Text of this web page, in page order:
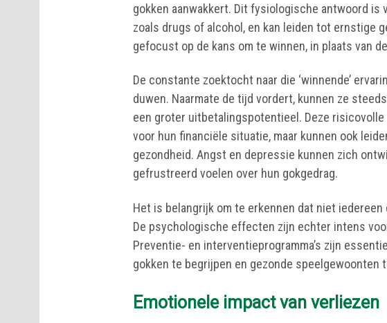
gokken aanwakkert. Dit fysiologische antwoord is
zoals drugs of alcohol, en kan leiden tot ernstige
gefocust op de kans om te winnen, in plaats van
De constante zoektocht naar die ‘winnende’
duwen. Naarmate de tijd vordert, kunnen ze
een groter uitbetalingspotentieel. Deze
voor hun financiële situatie, maar kunnen ook
gezondheid. Angst en depressie kunnen zich
gefrustreerd voelen over hun gokgedrag.
Het is belangrijk om te erkennen dat niet
De psychologische effecten zijn echter intens
Preventie- en interventieprogramma’s zijn
gokken te begrijpen en gezonde speelgewoonten
Emotionele impact van verliezen